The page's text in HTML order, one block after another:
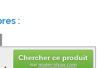
:
Chercher ce produit
surreuter-shop.com